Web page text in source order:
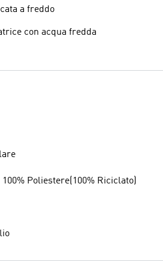
a freddo
con acqua fredda
Poliestere(100% Riciclato)